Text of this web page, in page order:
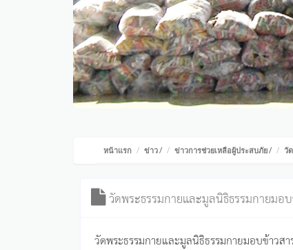
หน้าแรก ข่าว/ ข่าวการช่วยเหลือผู้ประสบภัย/ วั
วัดพระธรรมกายและมูลนิธิธรรมกายมอ
วัดพระธรรมกายและมูลนิธิธรรมกายมอบข้าวส